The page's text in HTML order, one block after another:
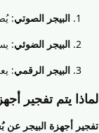
البيجر الصوتي:
البيجر الضوئي:
البيجر الرقمي:
لماذا يتم تفجير
تفجير أجهزة البيجر عن